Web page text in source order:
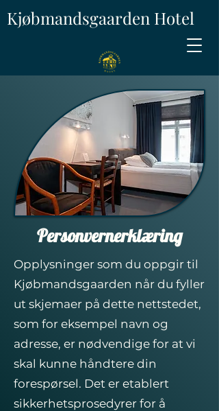
Kjøbmandsgaarden Hotel
Personvernerklæring
Opplysninger som du oppgir til
Kjøbmandsgaarden når du fyller
ut skjemaer på dette nettstedet,
som for eksempel navn og
adresse, er nødvendige for at vi
skal kunne håndtere din
forespørsel. Det er etablert
sikkerhetsprosedyrer for å